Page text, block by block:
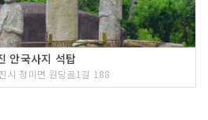
안국사지 석탑
시 정미면 원당골1길 188